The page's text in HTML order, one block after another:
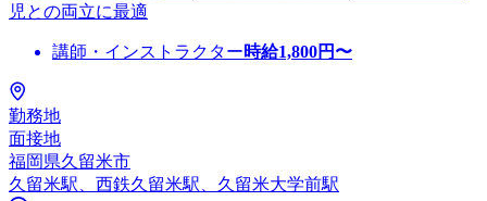
児との両立に最適
講師・インストラクター時給1,800円〜
勤務地
面接地
福岡県久留米市
久留米駅、西鉄久留米駅、久留米大学前駅